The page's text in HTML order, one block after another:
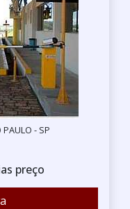
PAULO - SP
preço